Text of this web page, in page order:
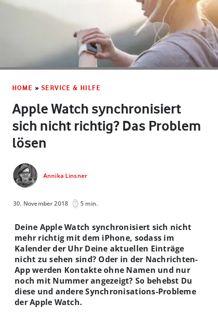
HOME » SERVICE & HILFE
Apple Watch synchronisiert
sich nicht richtig? Das Problem
lösen
Annika Linsner
30. November 2018 5 min.
Deine Apple Watch synchronisiert sich nicht
mehr richtig mit dem iPhone, sodass im
Kalender der Uhr Deine aktuellen Einträge
nicht zu sehen sind? Oder in der Nachrichten-
App werden Kontakte ohne Namen und nur
noch mit Nummer angezeigt? So behebst Du
diese und andere Synchronisations-Probleme
der Apple Watch.